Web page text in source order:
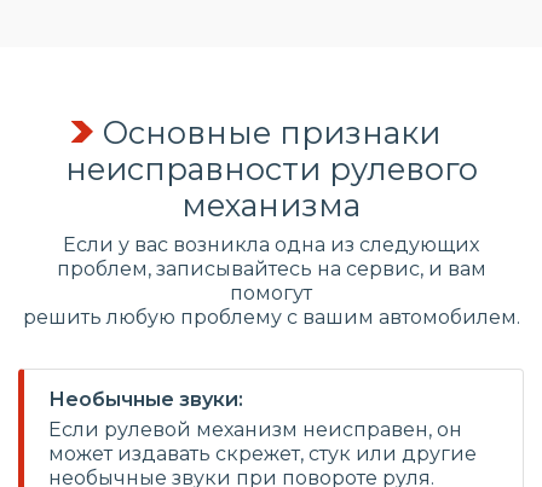
Основные признаки
неисправности рулевого
механизма
Если у вас возникла одна из следующих
проблем, записывайтесь на сервис, и вам
помогут
решить любую проблему с вашим автомобилем.
Необычные звуки:
Если рулевой механизм неисправен, он
может издавать скрежет, стук или другие
необычные звуки при повороте руля.